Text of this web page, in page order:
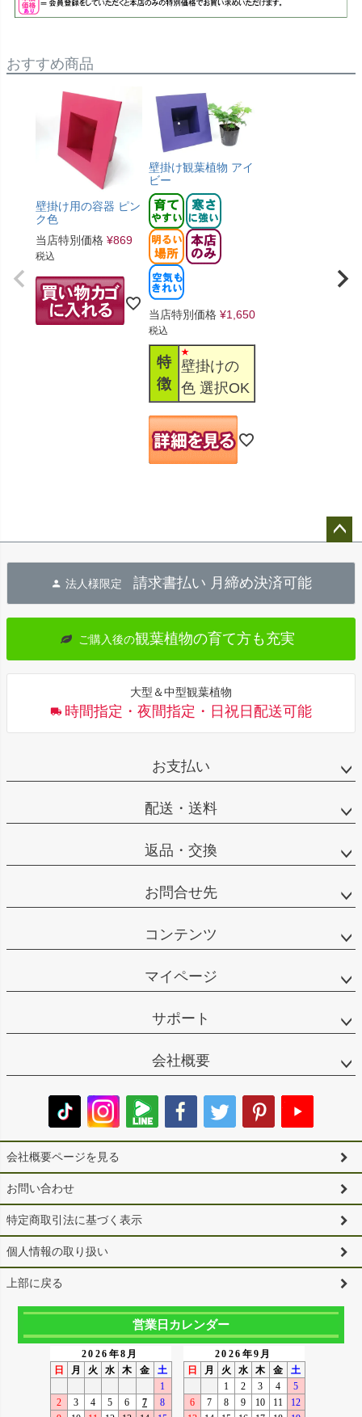
おすすめ商品
壁掛け用の容器 ピン
ク色
当店特別価格 ¥869
税込
壁掛け観葉植物 アイ
ビー
当店特別価格 ¥1,650
税込
特
徴
壁掛けの
色 選択OK
へ
法人様限定 請求書払い 月締め決済可能
ご購入後の観葉植物の育て方も充実
大型＆中型観葉植物
時間指定・夜間指定・日祝日配送可能
お支払い
配送・送料
返品・交換
お問合せ先
コンテンツ
マイページ
サポート
会社概要
会社概要ページを見る
お問い合わせ
特定商取引法に基づく表示
個人情報の取り扱い
上部に戻る
営業日カレンダー